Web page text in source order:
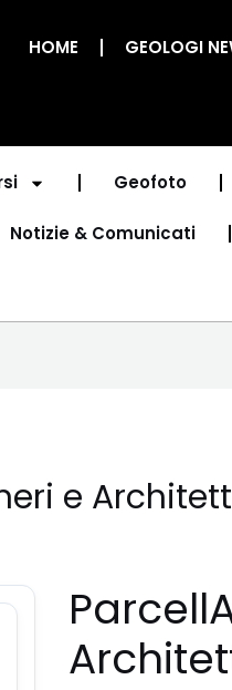
HOME GEOLOGI
Geofoto
Notizie & Comunicati
e